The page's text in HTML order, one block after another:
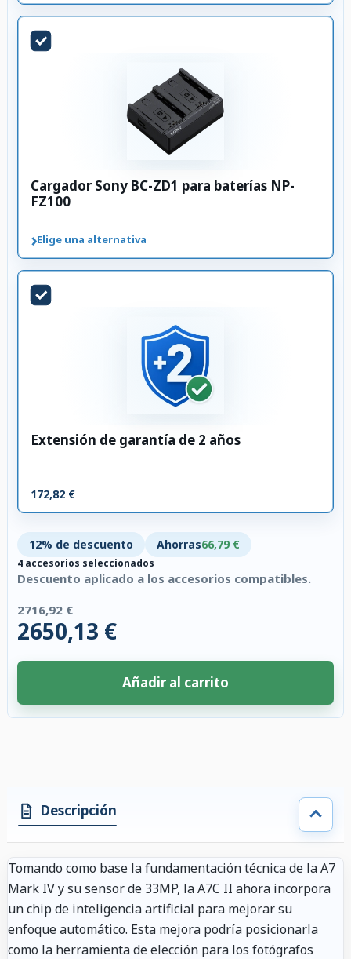
Cargador Sony BC-ZD1 para baterías NP-
FZ100
›Elige una alternativa
Extensión de garantía de 2 años
172,82 €
12% de descuento Ahorras66,79 €
4 accesorios seleccionados
Descuento aplicado a los accesorios compatibles.
2716,92 €
2650,13 €
Añadir al carrito
Descripción
Tomando como base la fundamentación técnica de la A7
Mark IV y su sensor de 33MP, la A7C II ahora incorpora
un chip de inteligencia artificial para mejorar su
enfoque automático. Esta mejora podría posicionarla
como la herramienta de elección para los fotógrafos